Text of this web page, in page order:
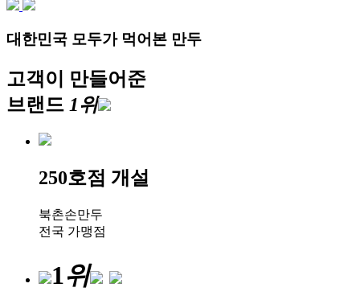
대한민국 모두가 먹어본 만두
고객이 만들어준
브랜드 1위
250호점 개설
북촌손만두
전국 가맹점
1위